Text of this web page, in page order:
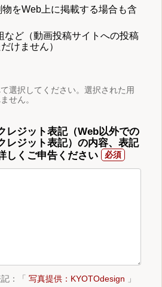
をWeb上に掲載する場合も含
など（動画投稿サイトへの投稿
けません）
選択してください。選択された用
せん。
レジット表記（Web以外での
レジット表記）の内容、表記
しくご申告ください
：「 写真提供：KYOTOdesign 」